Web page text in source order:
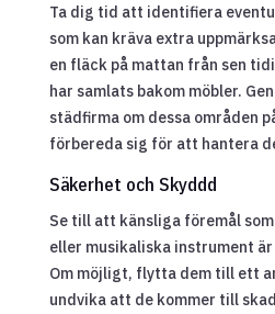
Ta dig tid att identifiera
som kan kräva extra
en fläck på mattan från sen
har samlats bakom möbler.
städfirma om dessa områden
förbereda sig för att hantera
Säkerhet och Skyddd
Se till att känsliga föremål
eller musikaliska instrument
Om möjligt, flytta dem till ett
undvika att de kommer till